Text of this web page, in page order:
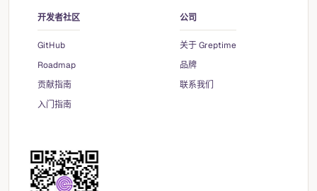
开发者社区
GitHub
Roadmap
贡献指南
入门指南
公司
关于 Greptime
品牌
联系我们